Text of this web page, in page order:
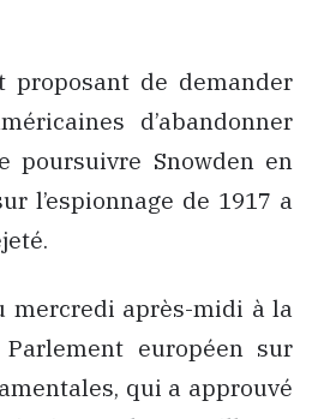
proposant de demander
d’abandonner
poursuivre Snowden en
l’espionnage de 1917 a
mercredi après-midi à la
européen sur
qui a approuvé